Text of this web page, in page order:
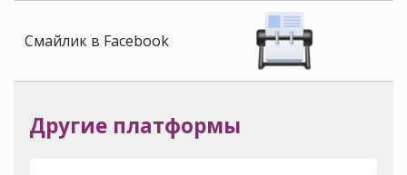
Смайлик в Facebook
Другие платформы